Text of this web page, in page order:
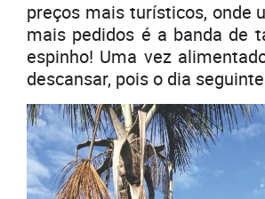
preços mais turísticos, onde
mais pedidos é a banda de
espinho! Uma vez
descansar, pois o dia